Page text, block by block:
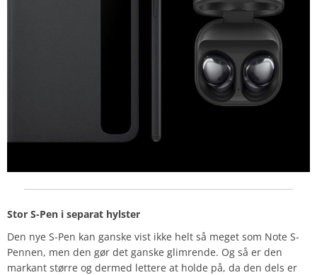
Stor S-Pen i separat hylster
Den nye S-Pen kan ganske vist ikke helt så meget som Note S-
Pennen, men den gør det ganske glimrende. Og så er den
markant større og dermed lettere at holde på, da den dels er